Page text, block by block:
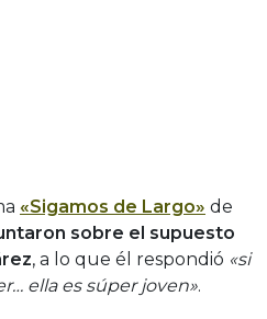
«Sigamos de Largo» de
sobre el supuesto
, a lo que él respondió «si
ella es súper joven».